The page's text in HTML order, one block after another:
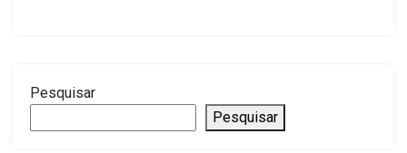
Pesquisar
Pesquisar